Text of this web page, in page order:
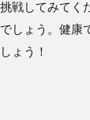
戦してみてく
しょう。健康
ょう！